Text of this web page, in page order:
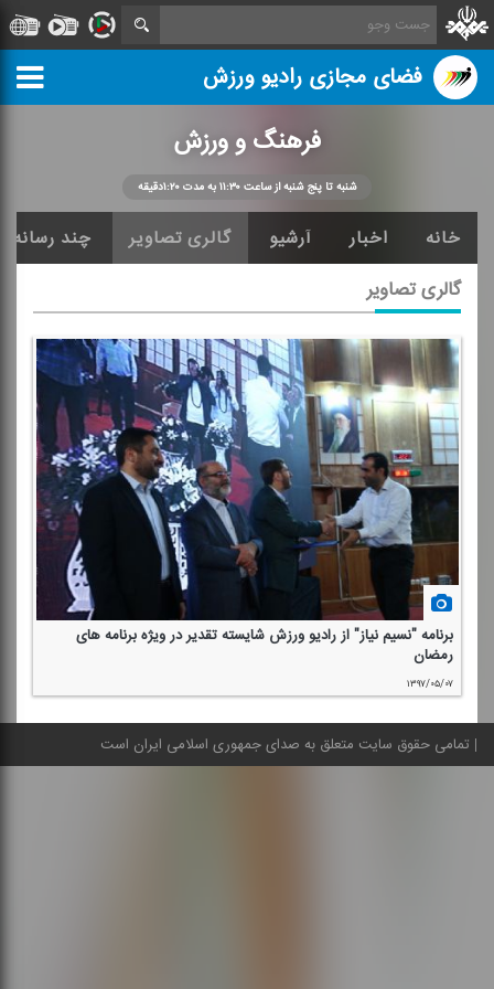
فضای مجازی رادیو ورزش
فرهنگ و ورزش
شنبه تا پنج شنبه از ساعت ۱۱:۳۰ به مدت ۱:۲۰دقیقه
خانه اخبار آرشیو گالری تصاویر چند رسانه
گالری تصاویر
برنامه "نسیم نیاز" از رادیو ورزش شایسته تقدیر در ویژه برنامه های
رمضان
۱۳۹۷/۰۵/۰۷
تمامی حقوق سایت متعلق به صدای جمهوری اسلامی ایران است